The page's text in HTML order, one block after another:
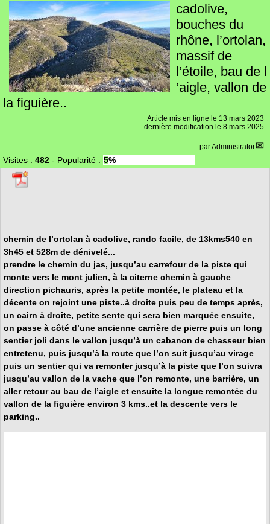
cadolive,
bouches du
rhône, l’ortolan,
massif de
l’étoile, bau de l
’aigle, vallon de
la figuière..
Article mis en ligne le 13 mars 2023
dernière modification le 8 mars 2025
parAdministrator
Visites : 482 - Popularité : 5%
chemin de l’ortolan à cadolive, rando facile, de 13kms540 en
3h45 et 528m de dénivelé...
prendre le chemin du jas, jusqu’au carrefour de la piste qui
monte vers le mont julien, à la citerne chemin à gauche
direction pichauris, après la petite montée, le plateau et la
décente on rejoint une piste..à droite puis peu de temps après,
un cairn à droite, petite sente qui sera bien marquée ensuite,
on passe à côté d’une ancienne carrière de pierre puis un long
sentier joli dans le vallon jusqu’à un cabanon de chasseur bien
entretenu, puis jusqu’à la route que l’on suit jusqu’au virage
puis un sentier qui va remonter jusqu’à la piste que l’on suivra
jusqu’au vallon de la vache que l’on remonte, une barrière, un
aller retour au bau de l’aigle et ensuite la longue remontée du
vallon de la figuière environ 3 kms..et la descente vers le
parking..